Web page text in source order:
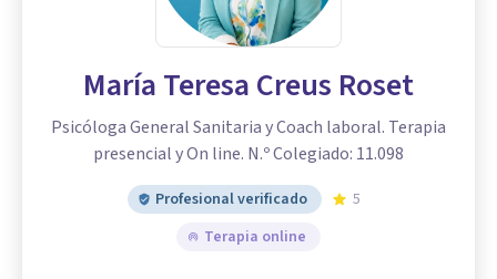
María Teresa Creus Roset
Psicóloga General Sanitaria y Coach laboral. Terapia
presencial y On line. N.º Colegiado: 11.098
Profesional verificado
5
Terapia online